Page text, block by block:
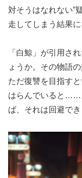
対そうはなれない”
走してしまう結果に
「白鯨」が引用さ
ょうか。その物語
ただ復讐を目指す
はらんでいると……
ば、それは回避で